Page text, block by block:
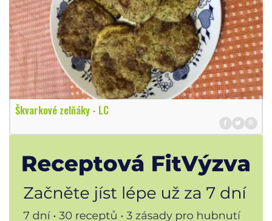
Škvarkové zelňáky - LC